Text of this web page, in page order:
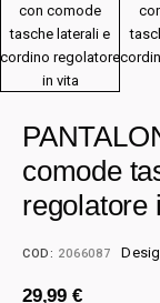
comode
regolatore
COD: 2066087
29,99 €